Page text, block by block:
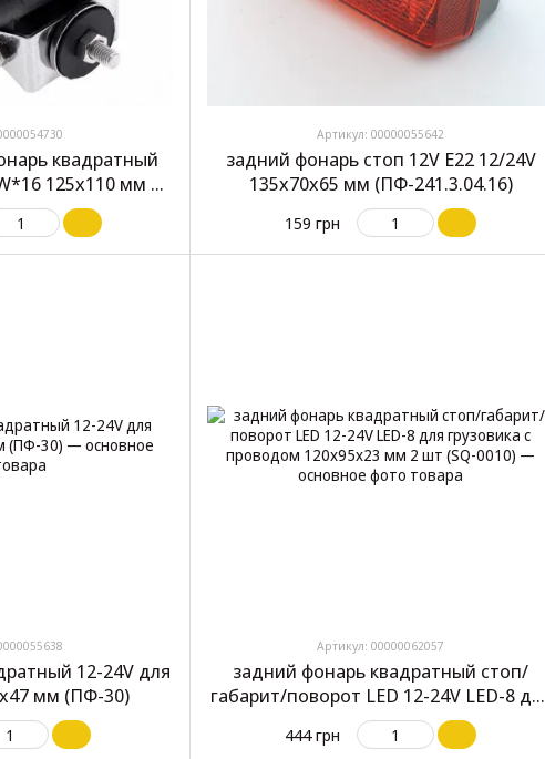
квадратный
125x110 мм 1
Артикул: 00000055642
задний фонарь стоп 12V E22 12/24V
135x70x65 мм (ПФ-241.3.04.16)
159 грн
12-24V для
мм (ПФ-30)
Артикул: 00000062057
задний фонарь квадратный стоп/
габарит/поворот LED 12-24V LED-8 для
грузовика с проводом 120x95x23 мм 2
шт (SQ-0010)
444 грн